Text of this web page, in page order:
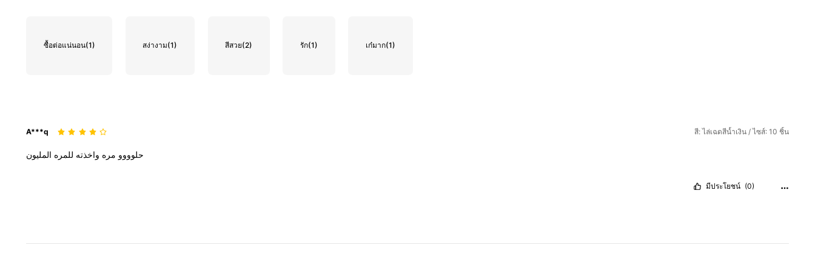
ซื้อต่อแน่นอน(1) สง่างาม(1) สีสวย(2) รัก(1) เก๋มาก(1)
A***q สี: ไล่เฉดสีน้ำเงิน / ไซส์: 10 ชิ้น
حلوووو مره واخذته للمره المليون
มีประโยชน์ (0)